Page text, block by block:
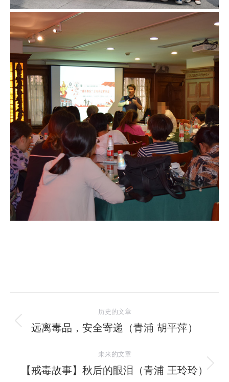
章
航
历史的文章
历
的
文
远离毒品，安全寄递（青浦 胡平萍）
未来的文章
未
【戒毒故事】秋后的眼泪（青浦 王玲玲）